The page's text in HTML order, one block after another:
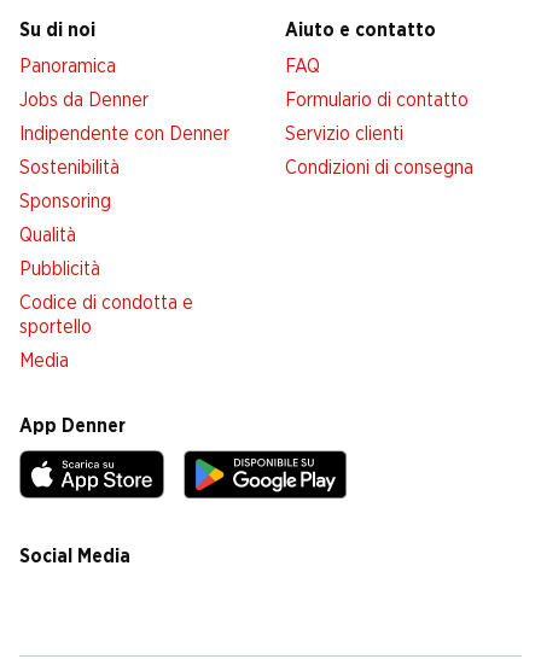
Su di noi
Panoramica
Jobs da Denner
Indipendente con Denner
Sostenibilità
Sponsoring
Qualità
Pubblicità
Codice di condotta e
sportello
Media
Aiuto e contatto
FAQ
Formulario di contatto
Servizio clienti
Condizioni di consegna
App Denner
Social Media